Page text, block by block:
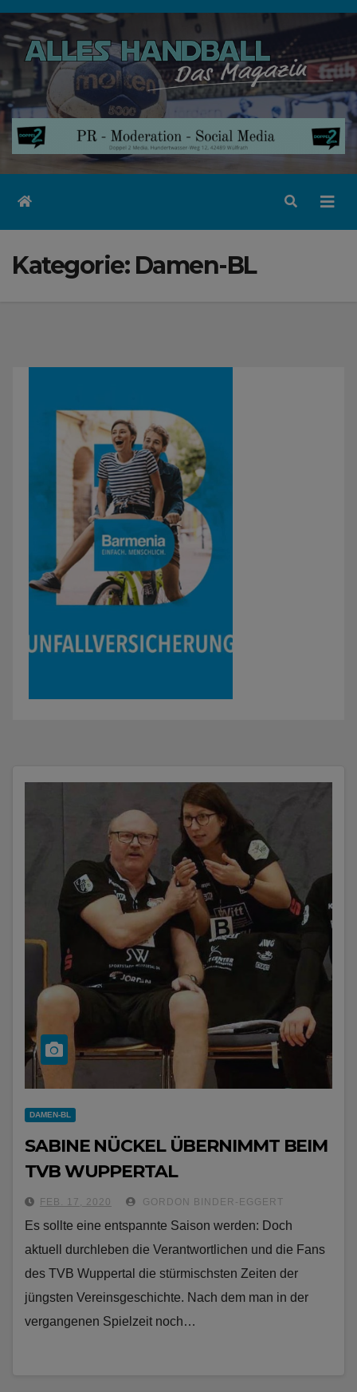
Zum
Inhalt
springen
Kategorie: Damen-BL
DAMEN-BL
SABINE NÜCKEL ÜBERNIMMT BEIM
TVB WUPPERTAL
FEB. 17, 2020 GORDON BINDER-EGGERT
Es sollte eine entspannte Saison werden: Doch
aktuell durchleben die Verantwortlichen und die Fans
des TVB Wuppertal die stürmischsten Zeiten der
jüngsten Vereinsgeschichte. Nach dem man in der
vergangenen Spielzeit noch…